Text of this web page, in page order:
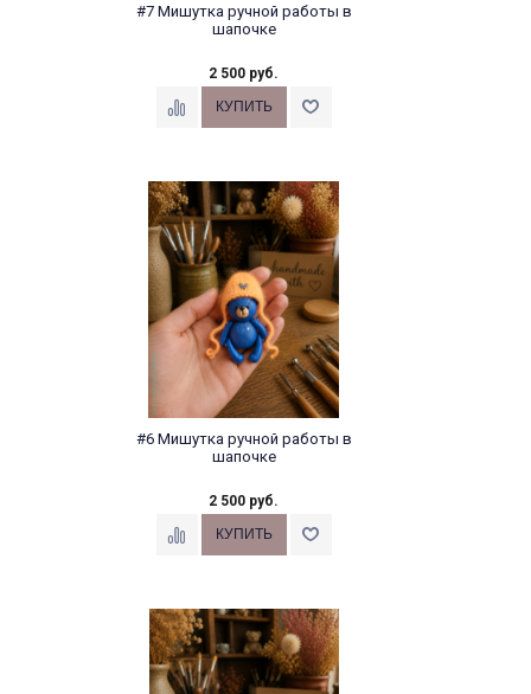
#7 Мишутка ручной работы в
шапочке
2 500 руб.
#6 Мишутка ручной работы в
шапочке
2 500 руб.